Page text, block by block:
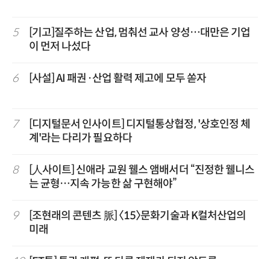
5
[기고]질주하는 산업, 멈춰선 교사 양성…대만은 기업
이 먼저 나섰다
6 [사설] AI 패권·산업 활력 제고에 모두 쏟자
7
[디지털문서 인사이트] 디지털통상협정, '상호인정 체
계'라는 다리가 필요하다
8
[人사이트] 신애라 교원 웰스 앰배서더 “진정한 웰니스
는 균형…지속 가능한 삶 구현해야”
9
[조현래의 콘텐츠 脈] 〈15〉문화기술과 K컬처산업의
미래